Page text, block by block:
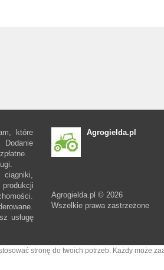
które
ciągniki,
usługę
Agrogielda.pl
Agrogielda.pl © 2026
Wszelkie prawa zastrzeżone
stronę do twoich potrzeb. Każdy może